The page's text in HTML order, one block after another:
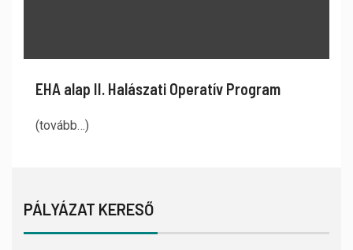
EHA alap II. Halászati Operatív Program
(tovább…)
PÁLYÁZAT KERESŐ